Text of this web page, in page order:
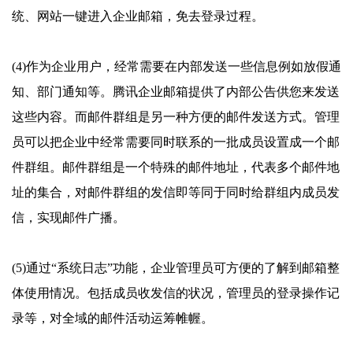
统、网站一键进入企业邮箱，免去登录过程。
(4)作为企业用户，经常需要在内部发送一些信息例如放假通
知、部门通知等。腾讯企业邮箱提供了内部公告供您来发送
这些内容。而邮件群组是另一种方便的邮件发送方式。管理
员可以把企业中经常需要同时联系的一批成员设置成一个邮
件群组。邮件群组是一个特殊的邮件地址，代表多个邮件地
址的集合，对邮件群组的发信即等同于同时给群组内成员发
信，实现邮件广播。
(5)通过“系统日志”功能，企业管理员可方便的了解到邮箱整
体使用情况。包括成员收发信的状况，管理员的登录操作记
录等，对全域的邮件活动运筹帷幄。